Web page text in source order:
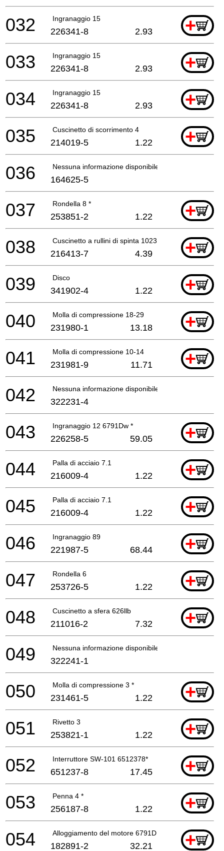
Ingranaggio 15 +
032 226341-8 2.93
Ingranaggio 15 +
033 226341-8 2.93
Ingranaggio 15 +
034 226341-8 2.93
Cuscinetto di scorrimento 4 +
035 214019-5 1.22
Nessuna informazione disponibile, non ordinabile
036 164625-5
Rondella 8 * +
037 253851-2 1.22
Cuscinetto a rullini di spinta 1023 +
038 216413-7 4.39
Disco +
039 341902-4 1.22
Molla di compressione 18-29 +
040 231980-1 13.18
Molla di compressione 10-14 +
041 231981-9 11.71
Nessuna informazione disponibile, non ordinabile
042 322231-4
Ingranaggio 12 6791Dw * +
043 226258-5 59.05
Palla di acciaio 7.1 +
044 216009-4 1.22
Palla di acciaio 7.1 +
045 216009-4 1.22
Ingranaggio 89 +
046 221987-5 68.44
Rondella 6 +
047 253726-5 1.22
Cuscinetto a sfera 626llb +
048 211016-2 7.32
Nessuna informazione disponibile, non ordinabile
049 322241-1
Molla di compressione 3 * +
050 231461-5 1.22
Rivetto 3 +
051 253821-1 1.22
Interruttore SW-101 6512378* +
052 651237-8 17.45
Penna 4 * +
053 256187-8 1.22
Alloggiamento del motore 6791D 6973D 6794D *
+
054 182891-2 32.21